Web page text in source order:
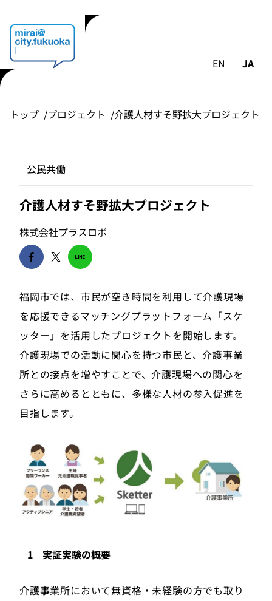
EN JA
トップ プロジェクト 介護人材すそ野拡大プロジェクト
公民共働
介護人材すそ野拡大プロジェクト
株式会社プラスロボ
福岡市では、市民が空き時間を利用して介護現場
を応援できるマッチングプラットフォーム「スケ
ッター」を活用したプロジェクトを開始します。
介護現場での活動に関心を持つ市民と、介護事業
所との接点を増やすことで、介護現場への関心を
さらに高めるとともに、多様な人材の参入促進を
目指します。
1 実証実験の概要
介護事業所において無資格・未経験の方でも取り